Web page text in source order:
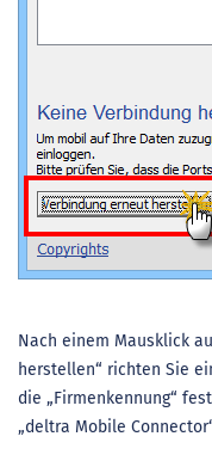
Nach einem Mausklick
herstellen“ richten Sie
die „Firmenkennung“
„deltra Mobile